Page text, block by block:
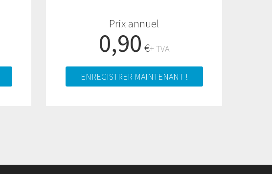
Prix annuel
0,90 €+ TVA
ENREGISTRER MAINTENANT !